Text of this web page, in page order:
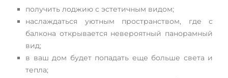
получить лоджию с эстетичным видом;
наслаждаться уютным пространством, где с
балкона открывается невероятный панорамный
вид;
в ваш дом будет попадать еще больше света и
тепла;